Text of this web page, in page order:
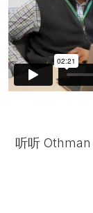
听听 Othman